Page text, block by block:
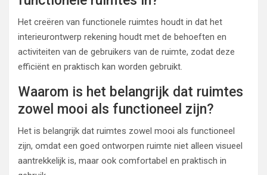
Het creëren van functionele ruimtes houdt in dat het
interieurontwerp rekening houdt met de behoeften en
activiteiten van de gebruikers van de ruimte, zodat deze
efficiënt en praktisch kan worden gebruikt.
Waarom is het belangrijk dat ruimtes
zowel mooi als functioneel zijn?
Het is belangrijk dat ruimtes zowel mooi als functioneel
zijn, omdat een goed ontworpen ruimte niet alleen visueel
aantrekkelijk is, maar ook comfortabel en praktisch in